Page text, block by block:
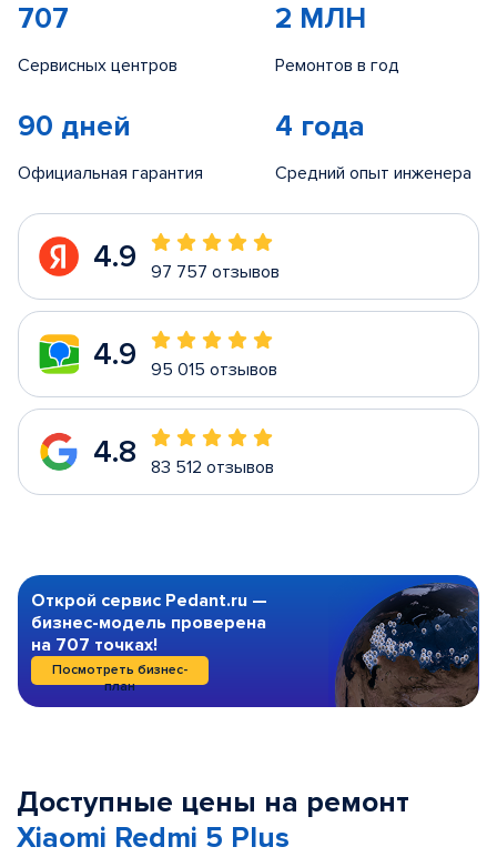
707
Сервисных центров
2 МЛН
Ремонтов в год
90 дней
Официальная гарантия
4 года
Средний опыт инженера
4.9 97 757 отзывов
4.9 95 015 отзывов
4.8 83 512 отзывов
Открой сервис Pedant.ru —
бизнес-модель проверена
на 707 точках!
Посмотреть бизнес-
план
Доступные цены на ремонт
Xiaomi Redmi 5 Plus